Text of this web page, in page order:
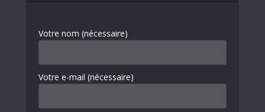
Votre nom (nécessaire)
Votre e-mail (nécessaire)